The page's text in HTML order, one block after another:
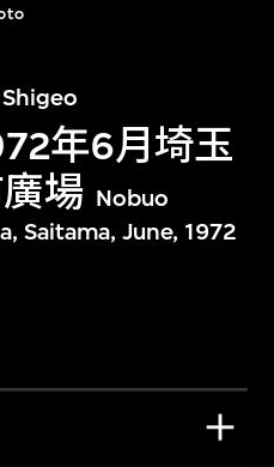
年6月埼玉
場 Nobuo
Saitama, June, 1972